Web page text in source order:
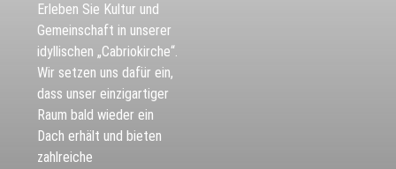
Erleben Sie Kultur und
Gemeinschaft in unserer
idyllischen „Cabriokirche“.
Wir setzen uns dafür ein,
dass unser einzigartiger
Raum bald wieder ein
Dach erhält und bieten
zahlreiche